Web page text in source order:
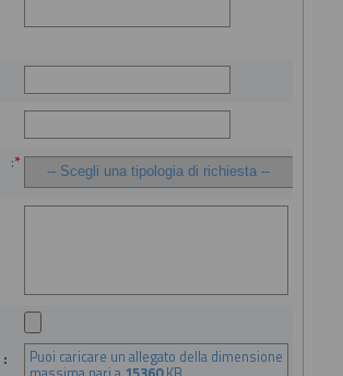
:*
Puoi caricare un allegato della dimensione